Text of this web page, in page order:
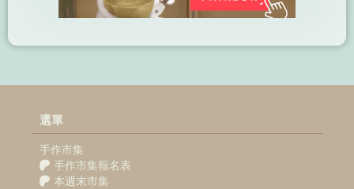
選單
手作市集
手作市集報名表
本週末市集